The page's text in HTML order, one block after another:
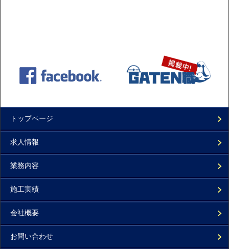
トップページ
求人情報
業務内容
施工実績
会社概要
お問い合わせ